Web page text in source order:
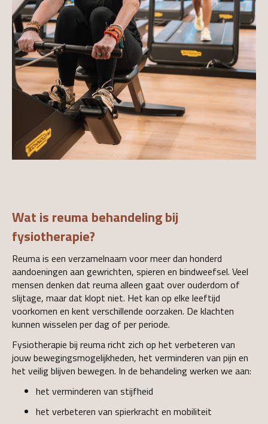
Wat is reuma behandeling bij
fysiotherapie?
Reuma is een verzamelnaam voor meer dan honderd
aandoeningen aan gewrichten, spieren en bindweefsel. Veel
mensen denken dat reuma alleen gaat over ouderdom of
slijtage, maar dat klopt niet. Het kan op elke leeftijd
voorkomen en kent verschillende oorzaken. De klachten
kunnen wisselen per dag of per periode.
Fysiotherapie bij reuma richt zich op het verbeteren van
jouw bewegingsmogelijkheden, het verminderen van pijn en
het veilig blijven bewegen. In de behandeling werken we aan:
het verminderen van stijfheid
het verbeteren van spierkracht en mobiliteit